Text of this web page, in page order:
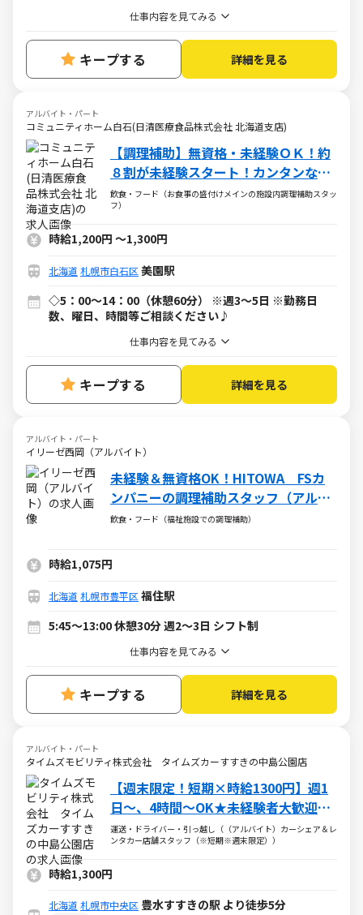
仕事内容を見てみる
キープする 詳細を見る
アルバイト・パート
コミュニティホーム白石(日清医療食品株式会社 北海道支店)
【調理補助】無資格・未経験ＯＫ！約
８割が未経験スタート！カンタンな盛
付・配下膳・洗浄など
飲食・フード（お食事の盛付けメインの施設内調理補助スタッ
フ）
時給1,200円 ～1,300円
北海道 札幌市白石区 美園駅
◇5：00～14：00（休憩60分） ※週3～5日 ※勤務日
数、曜日、時間等ご相談ください♪
仕事内容を見てみる
キープする 詳細を見る
アルバイト・パート
イリーゼ西岡（アルバイト）
未経験＆無資格OK！HITOWA FSカ
ンパニーの調理補助スタッフ（アルバ
イト・パート）求人
飲食・フード（福祉施設での調理補助）
時給1,075円
北海道 札幌市豊平区 福住駅
5:45～13:00 休憩30分 週2～3日 シフト制
仕事内容を見てみる
キープする 詳細を見る
アルバイト・パート
タイムズモビリティ株式会社 タイムズカーすすきの中島公園店
【週末限定！短期×時給1300円】週1
日～、4時間～OK★未経験者大歓迎！
主婦・学生・中高年活躍中
運送・ドライバー・引っ越し（（アルバイト）カーシェア＆レ
ンタカー店舗スタッフ（※短期※週末限定））
時給1,300円
北海道 札幌市中央区 豊水すすきの駅 より徒歩5分